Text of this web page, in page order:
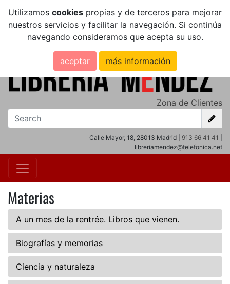
Utilizamos cookies propias y de terceros para mejorar
nuestros servicios y facilitar la navegación. Si continúa
navegando consideramos que acepta su uso.
aceptar más información
Zona de Clientes
Calle Mayor, 18, 28013 Madrid | 913 66 41 41
libreriamendez@telefonica.net
Materias
A un mes de la rentrée. Libros que vienen.
Biografías y memorias
Ciencia y naturaleza